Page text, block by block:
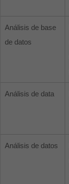
Análisis de base
de datos
Análisis de data
Análisis de datos